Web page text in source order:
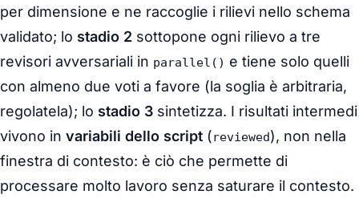
per dimensione e ne raccoglie i rilievi nello schema
validato; lo stadio 2 sottopone ogni rilievo a tre
revisori avversariali in parallel() e tiene solo quelli
con almeno due voti a favore (la soglia è arbitraria,
regolatela); lo stadio 3 sintetizza. I risultati intermedi
vivono in variabili dello script (reviewed), non nella
finestra di contesto: è ciò che permette di
processare molto lavoro senza saturare il contesto.